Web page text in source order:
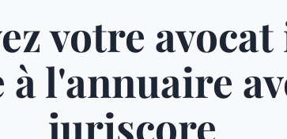
votre
à l'annuaire
juriscore